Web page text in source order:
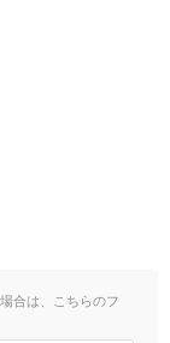
合は、こちらのフ